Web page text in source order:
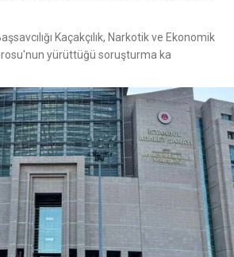
Kaçakçılık, Narkotik ve Ekonomik
yürüttüğü soruşturma ka